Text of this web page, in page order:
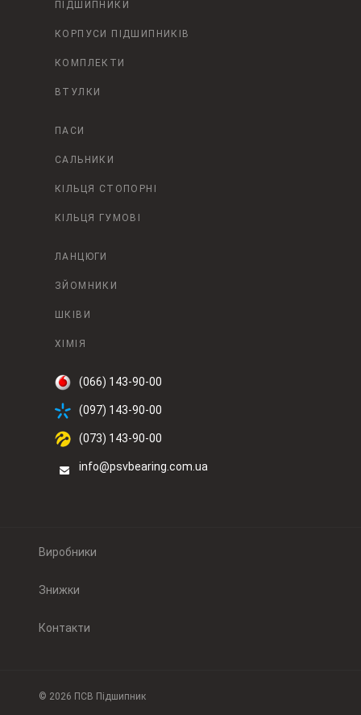
ПІДШИПНИКИ
КОРПУСИ ПІДШИПНИКІВ
КОМПЛЕКТИ
ВТУЛКИ
ПАСИ
САЛЬНИКИ
КІЛЬЦЯ СТОПОРНІ
КІЛЬЦЯ ГУМОВІ
ЛАНЦЮГИ
ЗЙОМНИКИ
ШКІВИ
ХІМІЯ
(066) 143-90-00
(097) 143-90-00
(073) 143-90-00
info@psvbearing.com.ua
Виробники
Знижки
Контакти
© 2026 ПСВ Підшипник